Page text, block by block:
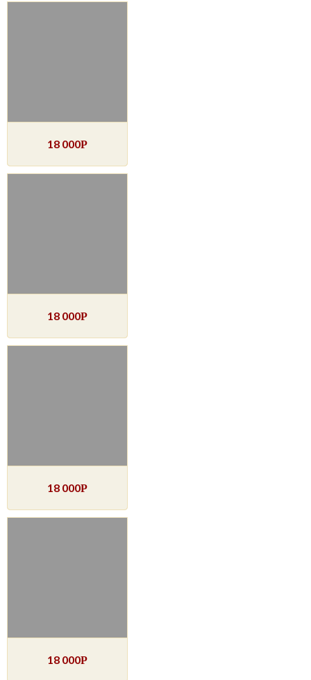
18 000Р
18 000Р
18 000Р
18 000Р